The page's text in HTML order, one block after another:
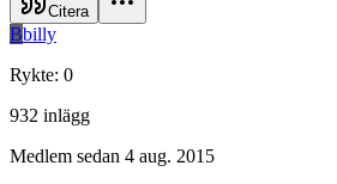
Citera
Bbilly
Rykte: 0
932 inlägg
Medlem sedan 4 aug. 2015